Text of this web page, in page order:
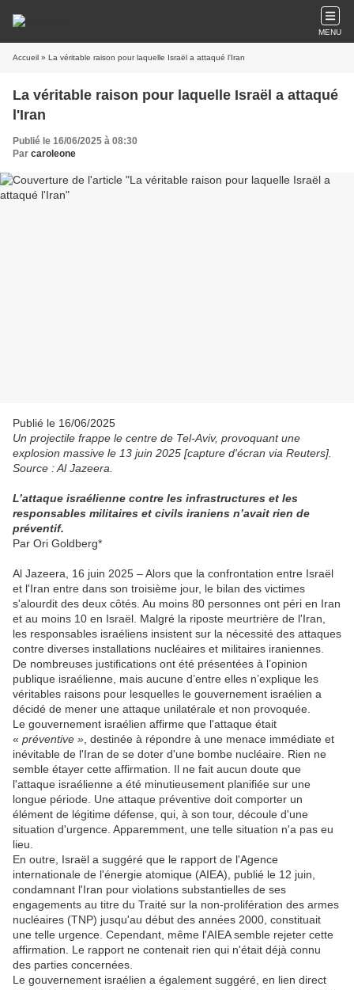
MENU
Accueil » La véritable raison pour laquelle Israël a attaqué l'Iran
La véritable raison pour laquelle Israël a attaqué
l'Iran
Publié le 16/06/2025 à 08:30
Par caroleone
Publié le 16/06/2025
Un projectile frappe le centre de Tel-Aviv, provoquant une
explosion massive le 13 juin 2025 [capture d'écran via Reuters].
Source : Al Jazeera.
L’attaque israélienne contre les infrastructures et les
responsables militaires et civils iraniens n’avait rien de
préventif.
Par Ori Goldberg*
Al Jazeera, 16 juin 2025 – Alors que la confrontation entre Israël
et l'Iran entre dans son troisième jour, le bilan des victimes
s'alourdit des deux côtés. Au moins 80 personnes ont péri en Iran
et au moins 10 en Israël. Malgré la riposte meurtrière de l'Iran,
les responsables israéliens insistent sur la nécessité des attaques
contre diverses installations nucléaires et militaires iraniennes.
De nombreuses justifications ont été présentées à l’opinion
publique israélienne, mais aucune d’entre elles n’explique les
véritables raisons pour lesquelles le gouvernement israélien a
décidé de mener une attaque unilatérale et non provoquée.
Le gouvernement israélien affirme que l'attaque était
« préventive » , destinée à répondre à une menace immédiate et
inévitable de l'Iran de se doter d'une bombe nucléaire. Rien ne
semble étayer cette affirmation. Il ne fait aucun doute que
l'attaque israélienne a été minutieusement planifiée sur une
longue période. Une attaque préventive doit comporter un
élément de légitime défense, qui, à son tour, découle d'une
situation d'urgence. Apparemment, une telle situation n'a pas eu
lieu.
En outre, Israël a suggéré que le rapport de l'Agence
internationale de l'énergie atomique (AIEA), publié le 12 juin,
condamnant l'Iran pour violations substantielles de ses
engagements au titre du Traité sur la non-prolifération des armes
nucléaires (TNP) jusqu'au début des années 2000, constituait
une telle urgence. Cependant, même l'AIEA semble rejeter cette
affirmation. Le rapport ne contenait rien qui n'était déjà connu
des parties concernées.
Le gouvernement israélien a également suggéré, en lien direct